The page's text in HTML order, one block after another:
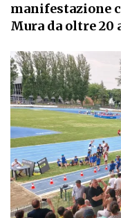
manifestazione
Mura da oltre 20